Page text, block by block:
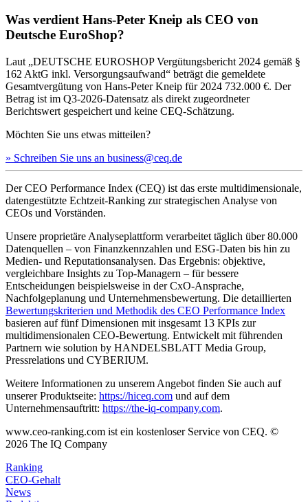
Was verdient Hans-Peter Kneip als CEO von
Deutsche EuroShop?
Laut „DEUTSCHE EUROSHOP Vergütungsbericht 2024 gemäß §
162 AktG inkl. Versorgungsaufwand“ beträgt die gemeldete
Gesamtvergütung von Hans-Peter Kneip für 2024 732.000 €. Der
Betrag ist im Q3-2026-Datensatz als direkt zugeordneter
Berichtswert gespeichert und keine CEQ-Schätzung.
Möchten Sie uns etwas mitteilen?
» Schreiben Sie uns an business@ceq.de
Der CEO Performance Index (CEQ) ist das erste multidimensionale,
datengestützte Echtzeit-Ranking zur strategischen Analyse von
CEOs und Vorständen.
Unsere proprietäre Analyseplattform verarbeitet täglich über 80.000
Datenquellen – von Finanzkennzahlen und ESG-Daten bis hin zu
Medien- und Reputationsanalysen. Das Ergebnis: objektive,
vergleichbare Insights zu Top-Managern – für bessere
Entscheidungen beispielsweise in der CxO-Ansprache,
Nachfolgeplanung und Unternehmensbewertung. Die detaillierten
Bewertungskriterien und Methodik des CEO Performance Index
basieren auf fünf Dimensionen mit insgesamt 13 KPIs zur
multidimensionalen CEO-Bewertung. Entwickelt mit führenden
Partnern wie solution by HANDELSBLATT Media Group,
Pressrelations und CYBERIUM.
Weitere Informationen zu unserem Angebot finden Sie auch auf
unserer Produktseite: https://hiceq.com und auf dem
Unternehmensauftritt: https://the-iq-company.com.
www.ceo-ranking.com ist ein kostenloser Service von CEQ. ©
2026 The IQ Company
Ranking
CEO-Gehalt
News